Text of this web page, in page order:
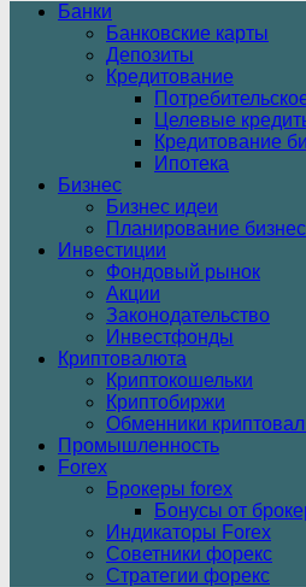
Банки
Банковские карты
Депозиты
Кредитование
Целевые
Кредитование
Ипотека
Бизнес
Бизнес идеи
Планирование
Инвестиции
Фондовый рынок
Акции
Законодательство
Инвестфонды
Криптовалюта
Криптокошельки
Криптобиржи
Обменники
Промышленность
Forex
Брокеры forex
Бонусы от
Индикаторы Forex
Советники форекс
Стратегии форекс